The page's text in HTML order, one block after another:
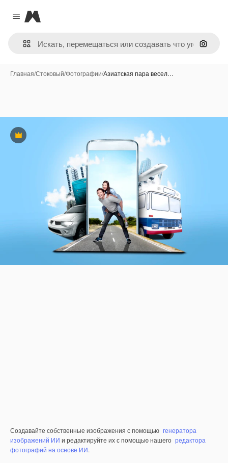
Close menu
Magnific
Поиск
Главная/Стоковый/Фотографии/Азиатская пара весел…
Премиум
Создавайте собственные изображения с помощью генератора
изображений ИИ и редактируйте их с помощью нашего редактора
фотографий на основе ИИ.